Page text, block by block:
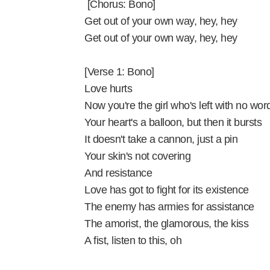
[Chorus: Bono]
Get out of your own way, hey, hey
Get out of your own way, hey, hey
[Verse 1: Bono]
Love hurts
Now you're the girl who's left with no
Your heart's a balloon, but then it bursts
It doesn't take a cannon, just a pin
Your skin's not covering
And resistance
Love has got to fight for its existence
The enemy has armies for assistance
The amorist, the glamorous, the kiss
A fist, listen to this, oh